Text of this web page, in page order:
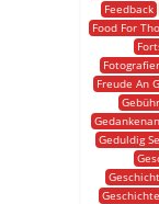
Feedback
Food For
Freude An
Gebühr
Geduldig